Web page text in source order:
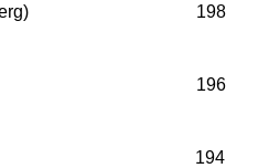
198
(Bayern) 196
(Hessen) 194